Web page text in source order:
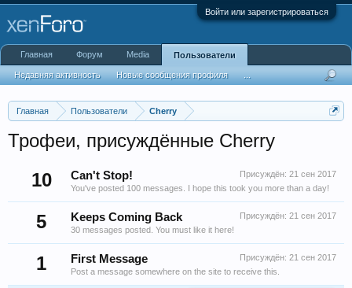
Войти или зарегистрироваться
Главная Пользователи Cherry
Трофеи, присуждённые Cherry
10
Присуждён: 21 сен 2017
Can't Stop!
You've posted 100 messages. I hope this took you more than a day!
5 Присуждён: 21 сен 2017
Keeps Coming Back
30 messages posted. You must like it here!
1 Присуждён: 21 сен 2017
First Message
Post a message somewhere on the site to receive this.
Главная Форум Media Пользователи
Недавняя активность Новые сообщения профиля